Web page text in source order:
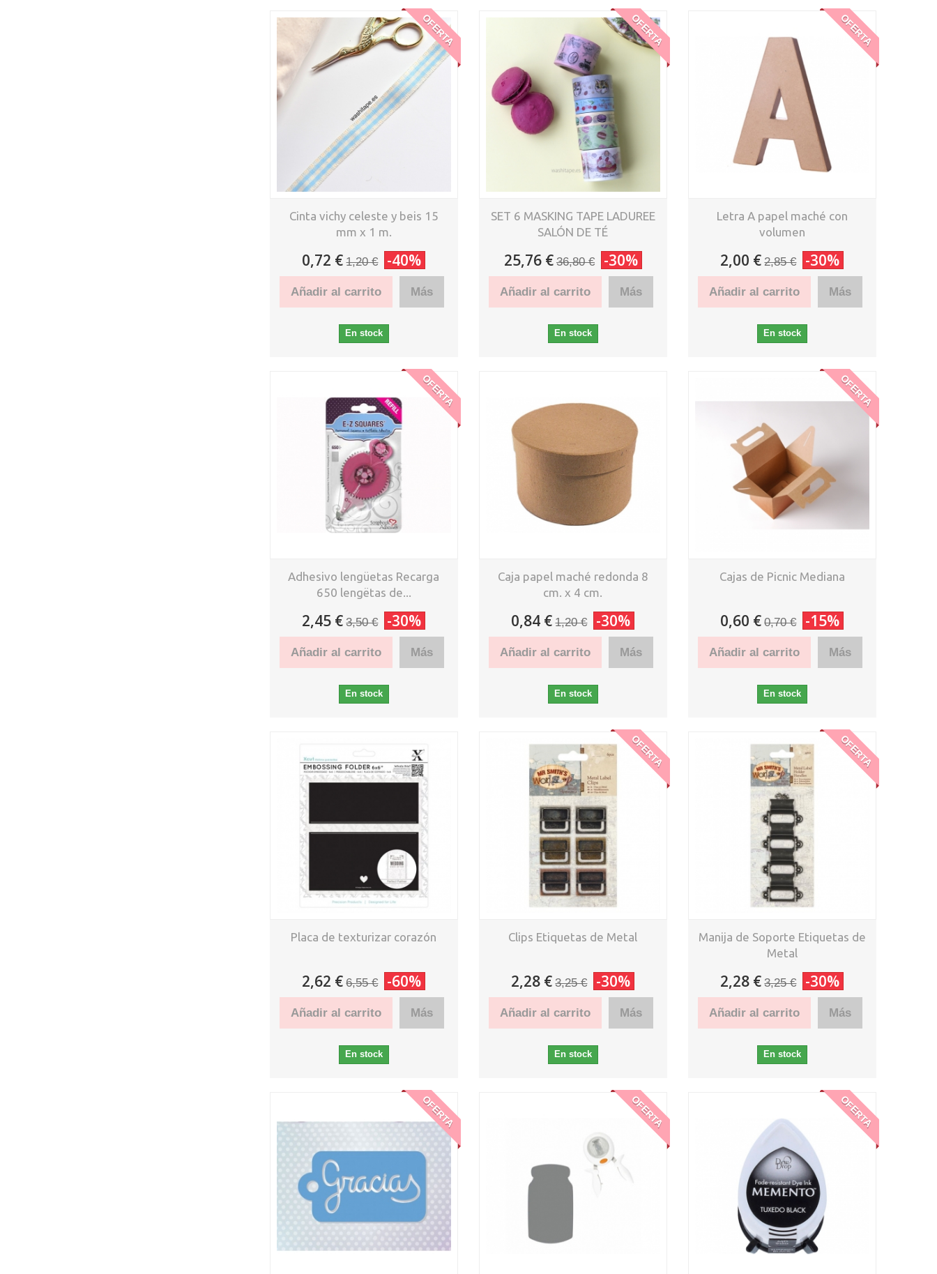
OFERTA
Cinta vichy celeste y beis 15
mm x 1 m.
0,72 € 1,20 € -40%
Añadir al carrito Más
En stock
OFERTA
SET 6 MASKING TAPE LADUREE
SALÓN DE TÉ
25,76 € 36,80 € -30%
Añadir al carrito Más
En stock
OFERTA
Letra A papel maché con
volumen
2,00 € 2,85 € -30%
Añadir al carrito Más
En stock
OFERTA
Adhesivo lengüetas Recarga
650 lengëtas de...
2,45 € 3,50 € -30%
Añadir al carrito Más
En stock
Caja papel maché redonda 8
cm. x 4 cm.
0,84 € 1,20 € -30%
Añadir al carrito Más
En stock
OFERTA
Cajas de Picnic Mediana
0,60 € 0,70 € -15%
Añadir al carrito Más
En stock
Placa de texturizar corazón
2,62 € 6,55 € -60%
Añadir al carrito Más
En stock
OFERTA
Clips Etiquetas de Metal
2,28 € 3,25 € -30%
Añadir al carrito Más
En stock
OFERTA
Manija de Soporte Etiquetas de
Metal
2,28 € 3,25 € -30%
Añadir al carrito Más
En stock
OFERTA OFERTA OFERTA